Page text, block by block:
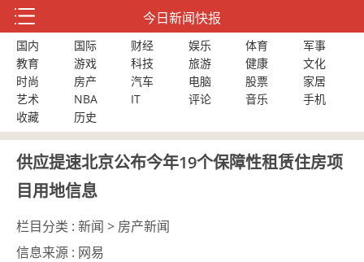
今日新闻快报
国内 国际 财经 娱乐 体育
军事
教育
游戏 科技 旅游 健康
文化
时尚
房产 汽车 电脑 股票
家居
艺术
NBA IT 评论 音乐
手机
收藏
历史
供应提速北京公布今年19个保障性租赁住房项
目用地信息
栏目分类 : 新闻 > 房产新闻
信息来源 : 网易